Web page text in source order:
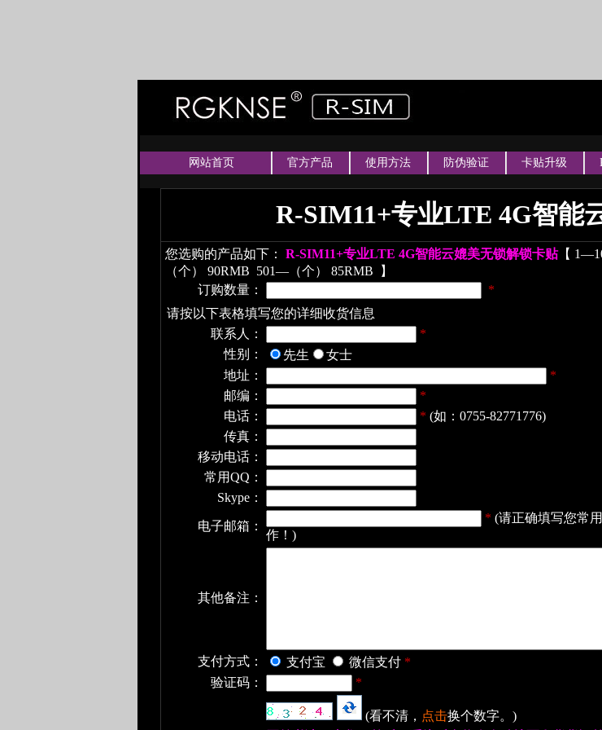
网站首页 官方产品 使用方法 防伪验证 卡贴升级
R-SIM11+专业LTE 4G智能
您选购的产品如下： R-SIM11+专业LTE 4G智能云媲美无锁解锁卡贴【
（个） 90RMB 501—（个） 85RMB
】
订购数量：
*
请按以下表格填写您的详细收货信息
联系人：
*
性别：
先生
女士
地址：
*
邮编：
*
电话：
* (如：0755-82771776)
传真：
移动电话：
常用QQ：
Skype：
电子邮箱：
* (请正确填写您常
作！)
其他备注：
支付方式： 支付宝 微信支付 *
验证码：
*
(看不清， 点击换个数字。)